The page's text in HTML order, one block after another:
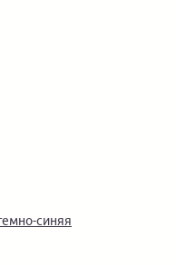
синяя